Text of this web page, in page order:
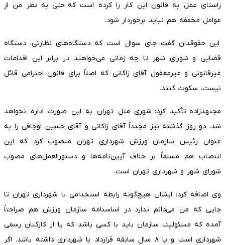
راستای عمل به قانون این کار را کرده است که حتی به نظر من از
عوامل مخففه هم نباید برخوردار شود.
این حقوقدان گفت: جای سوال است که دستگاه‌های نظارتی، دستگاه
قضایی و شورای شهر تا چه زمانی می‌خواهند در برابر این اقدامات
غیرقانونی و غیرمعقول آقای زاکانی که اصلاً برای قانون احترامی قائل
نیست، سکوت کنند.
مجتهدزاده تأکید کرد: شهری مثل تهران به این صورت اداره نخواهد
شد. دو روز گذشته نیز مجدداً آقای زاکانی و آقای حسین اوجاقی را به
عنوان رئیس سازمان ورزش شهرداری تهران منصوب کرد که این
انتصاب هم مسلماً بر خلاف آیین‌نامه‌ها و دستورالعمل‌های مصوب
شورای شهر و شهرداری تهران است.
وی اضافه کرد: ایشان هیچ‌گونه رابطه استخدامی با شهرداری تهران تا
جایی که من می‌دانم ندارد در اساسنامه سازمان ورزش هم صراحتاً
آمده که مسئولیت سازمان باید با کسی باشد که یا از کارکنان رسمی
شهرداری است و یا ۸ سال سابقه قرارداد با شهرداری داشته باشد. اگر